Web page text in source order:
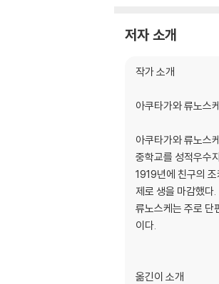
저자 소개
작가 소개
아쿠타가와 류노
아쿠타가와 류노스
중학교를 성적우수
1919년에 친구의
제로 생을 마감했다.
류노스케는 주로 단
이다.
옮긴이 소개